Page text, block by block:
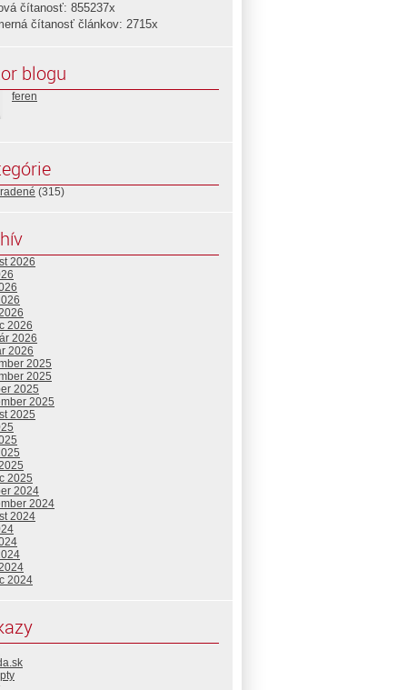
čítanosť: 855237x
čítanosť článkov: 2715x
blogu
feren
(315)
2026
2026
2026
2026
2025
2025
2025
2025
2025
2025
2024
2024
2024
2024